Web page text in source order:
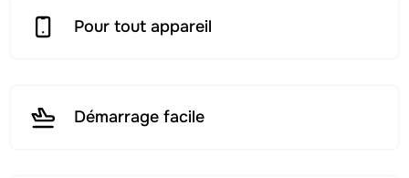
Pour tout appareil
Démarrage facile